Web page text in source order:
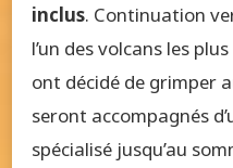
inclus. Continuation
l’un des volcans les
ont décidé de grimper
seront accompagnés
spécialisé jusqu’au